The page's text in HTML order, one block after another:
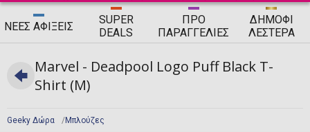
out! ☀️
ΝΈΕΣ ΑΦΊΞΕΙΣ
SUPER
DEALS
ΠΡΟ
ΠΑΡΑΓΓΕΛΊΕΣ
ΔΗΜΟΦΙ
ΛΈΣΤΕΡΑ
Geeky Δώρα Μπλούζες
Marvel - Deadpool Logo Puff Black T-
Shirt (M)